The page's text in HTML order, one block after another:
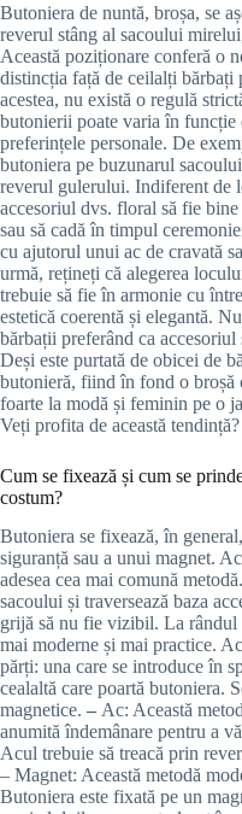
Butoniera de nuntă, broșa, se
reverul stâng al sacoului
Această poziționare conferă o
distincția față de ceilalți bărbați
acestea, nu există o regulă
butonierii poate varia în funcție
preferințele personale. De
butoniera pe buzunarul
reverul gulerului. Indiferent de
accesoriul dvs. floral să fie
sau să cadă în timpul
cu ajutorul unui ac de cravată
urmă, rețineți că alegerea
trebuie să fie în armonie cu
estetică coerentă și elegantă.
bărbații preferând ca accesoriul
Deși este purtată de obicei de
butonieră, fiind în fond o broșă
foarte la modă și feminin pe o
Veți profita de această tendință?
Cum se fixează și cum se
costum?
Butoniera se fixează, în
siguranță sau a unui magnet.
adesea cea mai comună
sacoului și traversează baza
grijă să nu fie vizibil. La rândul
mai moderne și mai practice.
părți: una care se introduce în
cealaltă care poartă butoniera.
magnetice. – Ac: Această
anumită îndemânare pentru a
Acul trebuie să treacă prin
– Magnet: Această metodă
Butoniera este fixată pe un